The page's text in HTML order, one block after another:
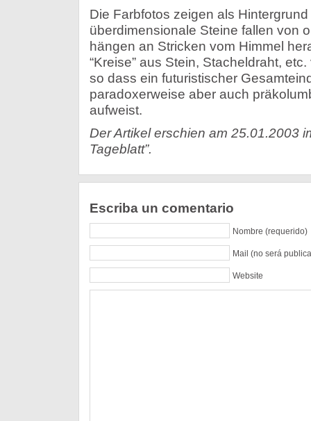
Die Farbfotos zeigen als
überdimensionale Steine fallen von
hängen an Stricken vom Himmel
“Kreise” aus Stein, Stacheldraht,
so dass ein futuristischer
paradoxerweise aber auch
aufweist.
Der Artikel erschien am 25.01.2003
Tageblatt”.
Escriba un comentario
Nombre (requerido)
Mail (no será
Website